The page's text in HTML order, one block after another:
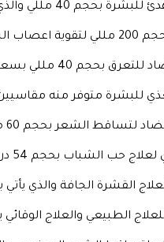
والذي يأتي بخصم عند استخدام كود خصم كير تو بيوتي .
كود خصم كير تو بيوتي .
بسعر 41 درهم عند استخدام كود خصم كير تو بيوتي .
متوفر منه مقاسيين ومعتمد من أطباء الجلدية
60 مللي معتمد من أطباء جلدية بسعر 178 درهم عند استخدام كود خصم كير تو بيوتي .
بحجم 54 درهم متوفر منه مقاسيين عند استخدام كوبون خصم كير تو بيوتي .
والذي يأتي بحجم 200 مللي وعلي خصم بنسبه 25% عند استخدام كود خصم
الطبيعي والعلاج الوقائي يأتي منه